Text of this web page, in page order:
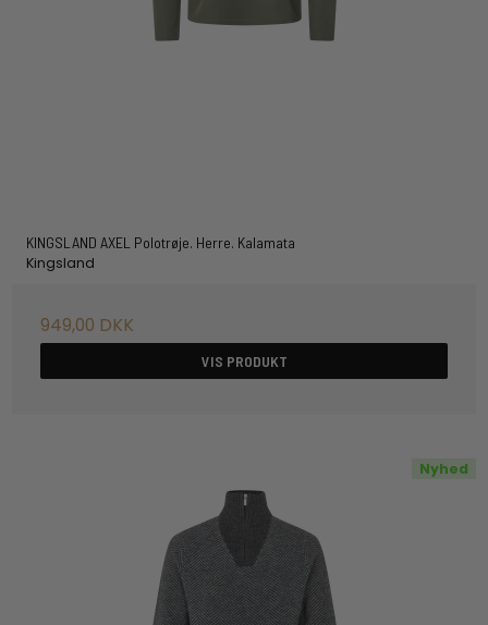
KINGSLAND AXEL Polotrøje. Herre. Kalamata
Kingsland
949,00 DKK
VIS PRODUKT
Nyhed